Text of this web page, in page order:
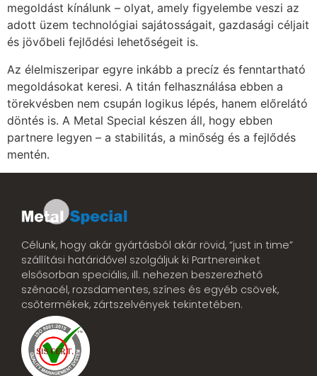
megoldást kínálunk – olyat, amely figyelembe veszi az
adott üzem technológiai sajátosságait, gazdasági céljait
és jövőbeli fejlődési lehetőségeit is.
Az élelmiszeripar egyre inkább a precíz és fenntartható
megoldásokat keresi. A titán felhasználása ebben a
törekvésben nem csupán logikus lépés, hanem előrelátó
döntés is. A Metal Special készen áll, hogy ebben
partnere legyen – a stabilitás, a minőség és a fejlődés
mentén.
Célunk, hogy akár gyártásból akár rövid, “just in time”
szállítási határidővel szolgáljuk ki Partnereinket
elsősorban speciális, ill. nehezen beszerezhető
szénacél, rozsdamentes, színes és egyéb csövek,
csőtermékek, zártszelvények tekintetében.